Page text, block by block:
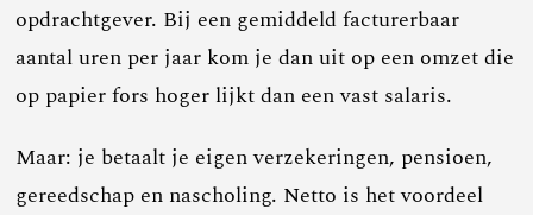
opdrachtgever. Bij een gemiddeld facturerbaar
aantal uren per jaar kom je dan uit op een omzet die
op papier fors hoger lijkt dan een vast salaris.
Maar: je betaalt je eigen verzekeringen, pensioen,
gereedschap en nascholing. Netto is het voordeel